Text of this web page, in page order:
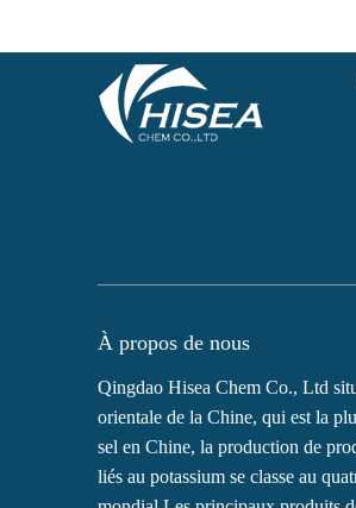
À propos de nous
Qingdao Hisea Chem Co., Ltd
orientale de la Chine, qui est la
sel en Chine, la production de
liés au potassium se classe au